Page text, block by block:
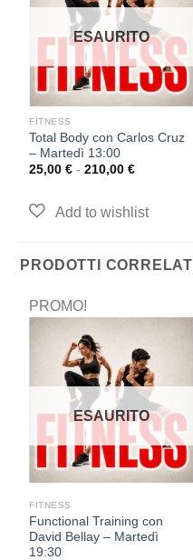
ESAURITO
FITNESS
Total Body con Carlos Cruz
– Martedì 13:00
25,00€ - 210,00€
PRODOTTI CORRELATI
PROMO!
ESAURITO
FITNESS
Functional Training con
David Bellay – Martedì
19:30